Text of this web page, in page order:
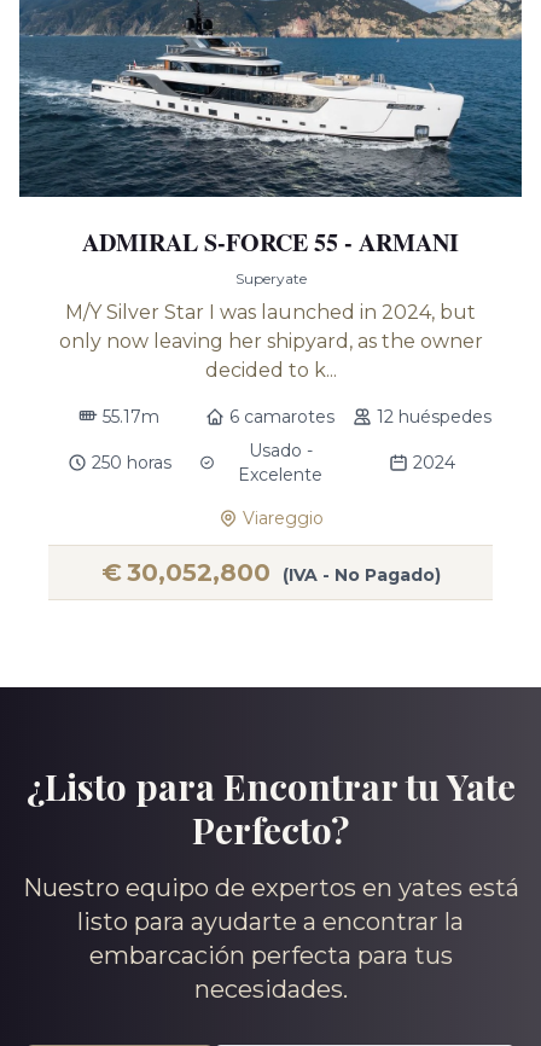
ADMIRAL S-FORCE 55 - ARMANI
Superyate
M/Y Silver Star I was launched in 2024, but
only now leaving her shipyard, as the owner
decided to k...
55.17m 6 camarotes 12 huéspedes
250 horas
Usado -
Excelente
2024
Viareggio
€30,052,800 (IVA - No Pagado)
¿Listo para Encontrar tu Yate
Perfecto?
Nuestro equipo de expertos en yates está
listo para ayudarte a encontrar la
embarcación perfecta para tus
necesidades.